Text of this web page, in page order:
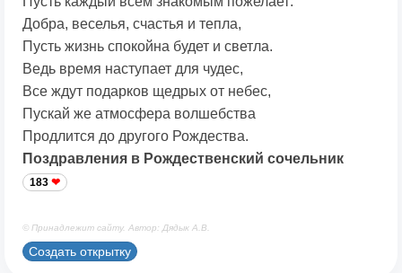
Добра, веселья, счастья и тепла,
Пусть жизнь спокойна будет и светла.
Ведь время наступает для чудес,
Все ждут подарков щедрых от небес,
Пускай же атмосфера волшебства
Продлится до другого Рождества.
Поздравления в Рождественский сочельник
183
© Принадлежит сайту. Автор: Дядык А.В.
Создать открытку